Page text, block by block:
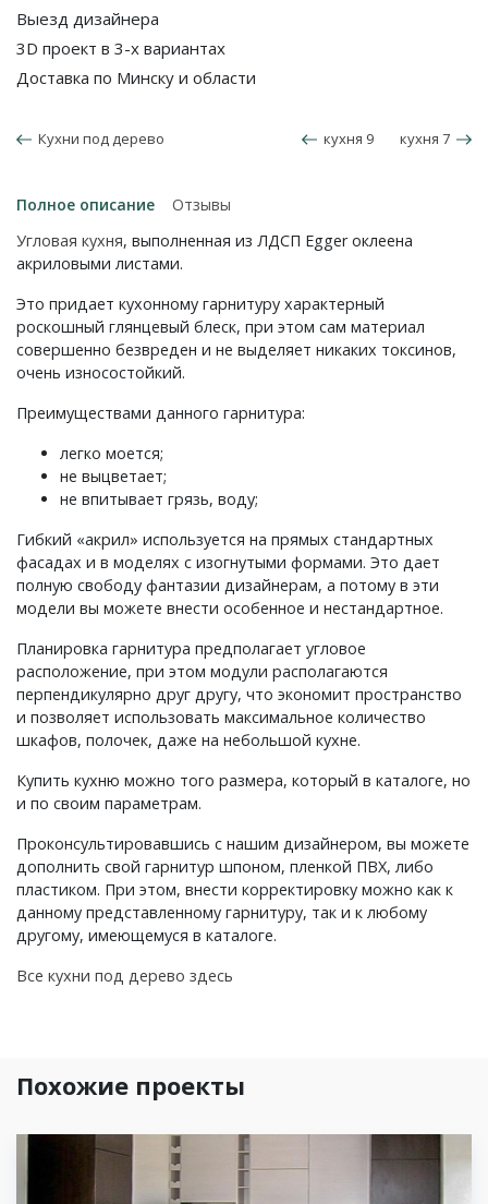
Выезд дизайнера
3D проект в 3-х вариантах
Доставка по Минску и области
Кухни под дерево кухня 9 кухня 7
Полное описание
Отзывы
Угловая кухня, выполненная из ЛДСП Egger оклеена
акриловыми листами.
Это придает кухонному гарнитуру характерный
роскошный глянцевый блеск, при этом сам материал
совершенно безвреден и не выделяет никаких токсинов,
очень износостойкий.
Преимуществами данного гарнитура:
легко моется;
не выцветает;
не впитывает грязь, воду;
Гибкий «акрил» используется на прямых стандартных
фасадах и в моделях с изогнутыми формами. Это дает
полную свободу фантазии дизайнерам, а потому в эти
модели вы можете внести особенное и нестандартное.
Планировка гарнитура предполагает угловое
расположение, при этом модули располагаются
перпендикулярно друг другу, что экономит пространство
и позволяет использовать максимальное количество
шкафов, полочек, даже на небольшой кухне.
Купить кухню можно того размера, который в каталоге, но
и по своим параметрам.
Проконсультировавшись с нашим дизайнером, вы можете
дополнить свой гарнитур шпоном, пленкой ПВХ, либо
пластиком. При этом, внести корректировку можно как к
данному представленному гарнитуру, так и к любому
другому, имеющемуся в каталоге.
Все кухни под дерево здесь
Похожие проекты